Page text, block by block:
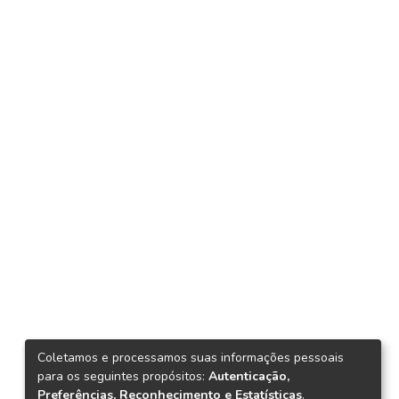
Coletamos e processamos suas informações pessoais
para os seguintes propósitos: Autenticação,
Preferências, Reconhecimento e Estatísticas.